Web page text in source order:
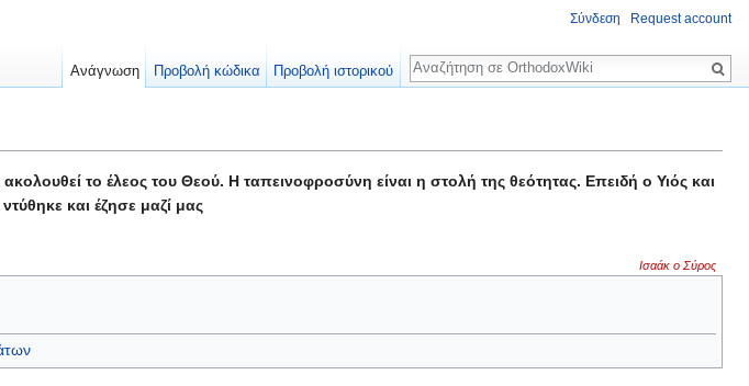
το έλεος του Θεού. Η ταπεινοφροσύνη είναι η στολή της θεότητας. Επειδή ο Υιός και
και έζησε μαζί μας
Ισαάκ ο Σύρος
Σύνδεση Request account
Ανάγνωση Προβολή κώδικα Προβολή ιστορικού
Αναζήτηση